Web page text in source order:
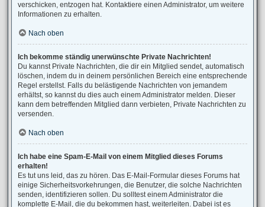
verschicken, entzogen hat. Kontaktiere einen Administrator, um weitere
Informationen zu erhalten.
Nach oben
Ich bekomme ständig unerwünschte Private Nachrichten!
Du kannst Private Nachrichten, die dir ein Mitglied sendet, automatisch
löschen, indem du in deinem persönlichen Bereich eine entsprechende
Regel erstellst. Falls du belästigende Nachrichten von jemandem
erhältst, so kannst du dies auch einem Administrator melden. Dieser
kann dem betreffenden Mitglied dann verbieten, Private Nachrichten zu
versenden.
Nach oben
Ich habe eine Spam-E-Mail von einem Mitglied dieses Forums
erhalten!
Es tut uns leid, das zu hören. Das E-Mail-Formular dieses Forums hat
einige Sicherheitsvorkehrungen, die Benutzer, die solche Nachrichten
senden, identifizieren sollen. Du solltest einem Administrator die
komplette E-Mail, die du bekommen hast, weiterleiten. Dabei ist es